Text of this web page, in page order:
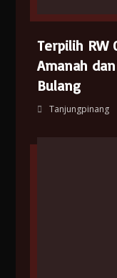
Terpilih RW
Amanah
Bulang
Tanjungpinang